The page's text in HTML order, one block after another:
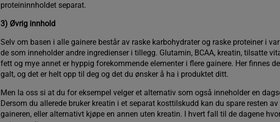
proteininnholdet separat.
3) Øvrig innhold
Selv om basen i alle gainere består av raske karbohydrater og raske proteiner i
de som inneholder andre ingredienser i tillegg. Glutamin, BCAA, kreatin, tilsatte
fett og mye annet er hyppig forekommende elementer i flere gainere. Her finnes
galt, og det er helt opp til deg og det du ønsker å ha i produktet ditt.
Men la oss si at du for eksempel velger et alternativ som også inneholder en
Dersom du allerede bruker kreatin i et separat kosttilskudd kan du spare resten
gaineren, eller alternativt kjøpe en annen uten kreatin. I hvert fall til de dagene